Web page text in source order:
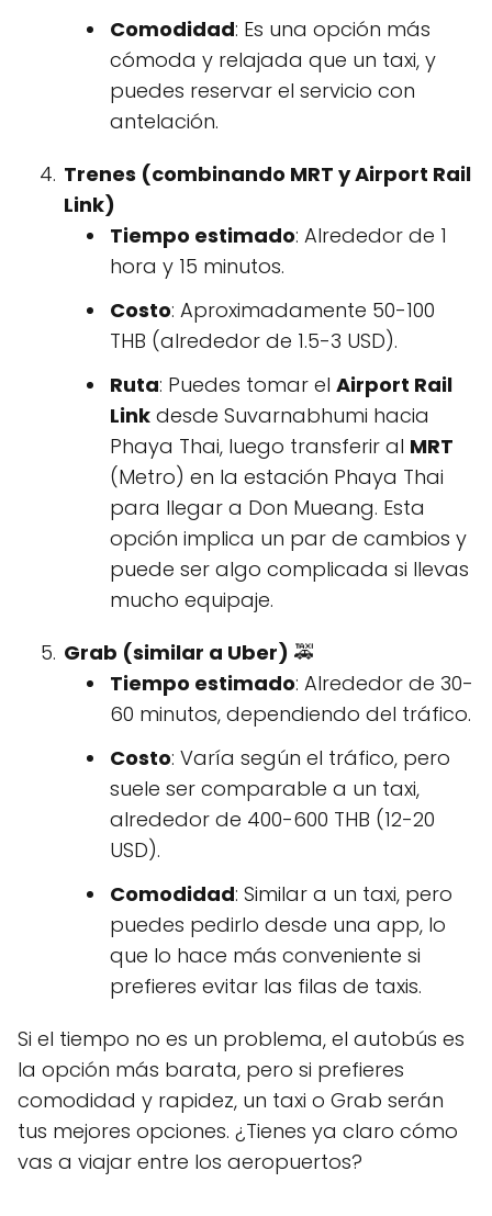
Comodidad: Es una opción más
cómoda y relajada que un taxi, y
puedes reservar el servicio con
antelación.
Trenes (combinando MRT y Airport Rail
Link)
Tiempo estimado: Alrededor de 1
hora y 15 minutos.
Costo: Aproximadamente 50-100
THB (alrededor de 1.5-3 USD).
Ruta: Puedes tomar el Airport Rail
Link desde Suvarnabhumi hacia
Phaya Thai, luego transferir al MRT
(Metro) en la estación Phaya Thai
para llegar a Don Mueang. Esta
opción implica un par de cambios y
puede ser algo complicada si llevas
mucho equipaje.
Grab (similar a Uber) 🚕
Tiempo estimado: Alrededor de 30-
60 minutos, dependiendo del tráfico.
Costo: Varía según el tráfico, pero
suele ser comparable a un taxi,
alrededor de 400-600 THB (12-20
USD).
Comodidad: Similar a un taxi, pero
puedes pedirlo desde una app, lo
que lo hace más conveniente si
prefieres evitar las filas de taxis.
Si el tiempo no es un problema, el autobús es
la opción más barata, pero si prefieres
comodidad y rapidez, un taxi o Grab serán
tus mejores opciones. ¿Tienes ya claro cómo
vas a viajar entre los aeropuertos?